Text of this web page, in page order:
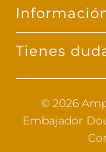
Tienes
© 2026
Embajador